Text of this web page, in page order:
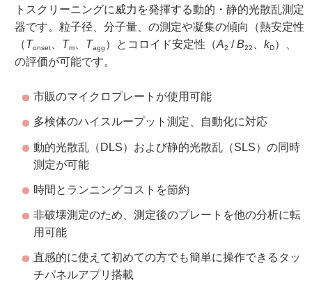
トスクリーニングに威力を発揮する動的・静的光散乱測定
器です。粒子径、分子量、の測定や凝集の傾向（熱安定性
（Tonset Tm Tagg ）とコロイド安定性（A2 /B22 、kD）、
の評価が可能です。
市販のマイクロプレートが使用可能
多検体のハイスループット測定、自動化に対応
動的光散乱（DLS）および静的光散乱（SLS）の同時
測定が可能
時間とランニングコストを節約
非破壊測定のため、測定後のプレートを他の分析に転
用可能
直感的に使えて初めての方でも簡単に操作できるタッ
チパネルアプリ搭載